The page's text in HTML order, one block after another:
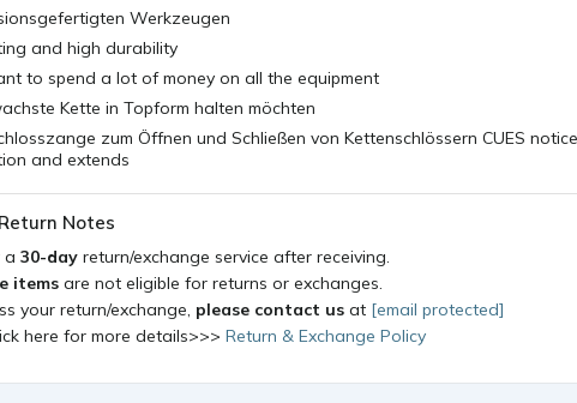
Werkzeugen
and high durability
to spend a lot of money on all the equipment
Kette in Topform halten möchten
zum Öffnen und Schließen von Kettenschlössern CUES
and extends
Notes
a 30-day return/exchange service after receiving.
items are not eligible for returns or exchanges.
your return/exchange, please contact us at [email protected]
here for more details>>> Return & Exchange Policy